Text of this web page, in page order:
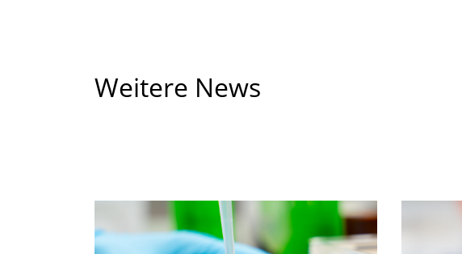
Weitere News
vielfältigem
Nahrungsangebot